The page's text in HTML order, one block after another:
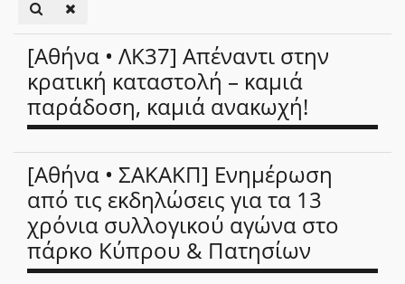
τίτλου.
[Αθήνα • ΛΚ37] Απέναντι στην
κρατική καταστολή – καμιά
παράδοση, καμιά ανακωχή!
[Αθήνα • ΣΑΚΑΚΠ] Ενημέρωση
από τις εκδηλώσεις για τα 13
χρόνια συλλογικού αγώνα στο
πάρκο Κύπρου & Πατησίων